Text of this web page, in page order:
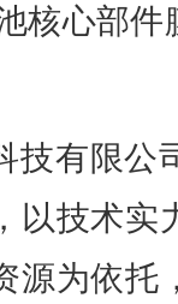
核心部
技有限公
以技术实
源为依托